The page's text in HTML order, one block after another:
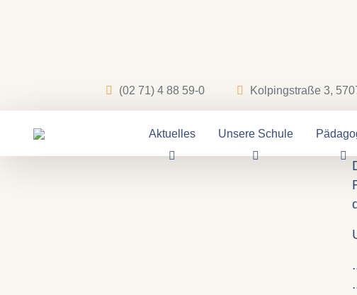
(02 71) 4 88 59-0 Kolpingstraße 3,
Aktuelles Unsere Schule